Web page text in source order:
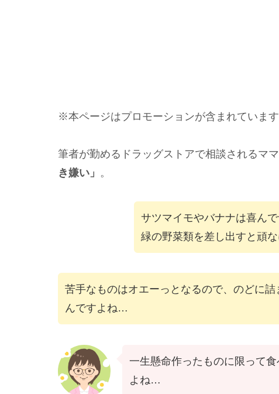
※本ページはプロモーションが含まれていま
筆者が勤めるドラッグストアで相談されるマ
き嫌い」 。
サツマイモやバナナは喜んで
緑の野菜類を差し出すと頑
苦手なものはオエーっとなるので、のどに
んですよね…
一生懸命作ったものに限って
よね…